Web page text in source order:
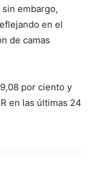
embargo,
en el
de camas
por ciento y
en las últimas 24